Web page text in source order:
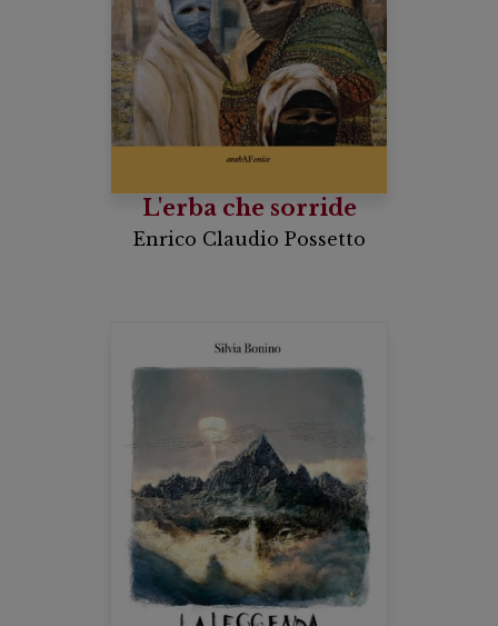
L'erba che sorride
Enrico Claudio Possetto